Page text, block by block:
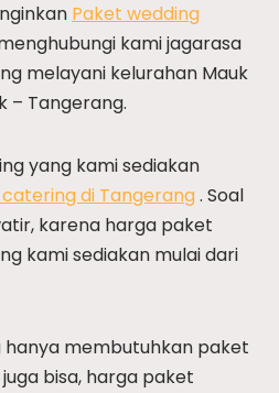
Paket wedding
kami jagarasa
melayani kelurahan Mauk
– Tangerang.
yang kami sediakan
di Tangerang. Soal
karena harga paket
kami sediakan mulai dari
hanya membutuhkan paket
bisa, harga paket